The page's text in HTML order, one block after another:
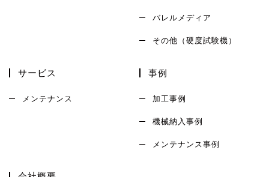
バレルメディア
その他（硬度試験機）
サービス
メンテナンス
事例
加工事例
機械納入事例
メンテナンス事例